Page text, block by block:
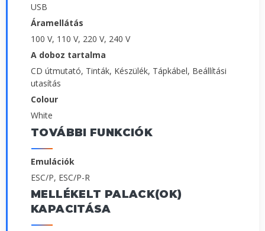
USB
Áramellátás
100 V, 110 V, 220 V, 240 V
A doboz tartalma
CD útmutató, Tinták, Készülék, Tápkábel, Beállítási
utasítás
Colour
White
TOVÁBBI FUNKCIÓK
Emulációk
ESC/P, ESC/P-R
MELLÉKELT PALACK(OK)
KAPACITÁSA